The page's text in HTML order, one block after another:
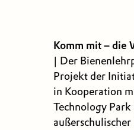
Komm mit – die
| Der
Projekt der
in Kooperation
Technology